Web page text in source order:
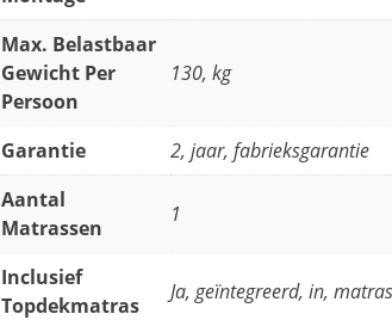
Max. Belastbaar
Gewicht Per
Persoon
130, kg
Garantie
2, jaar, fabrieksgarantie
Aantal
Matrassen
1
Inclusief
Topdekmatras
Ja, geïntegreerd, in, matras